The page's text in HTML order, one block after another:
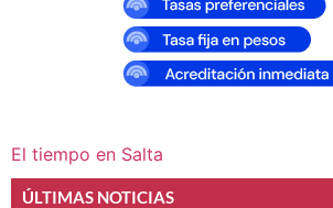
El tiempo en Salta
ÚLTIMAS NOTICIAS